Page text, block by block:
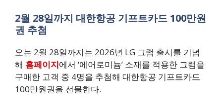
2월 28일까지 대한항공 기프트카드 100만원
권 추첨
오는 2월 28일까지는 2026년 LG 그램 출시를 기념
해 홈페이지에서 ‘에어로미늄’ 소재를 적용한 그램을
구매한 고객 중 4명을 추첨해 대한항공 기프트카드
100만원권을 선물한다.